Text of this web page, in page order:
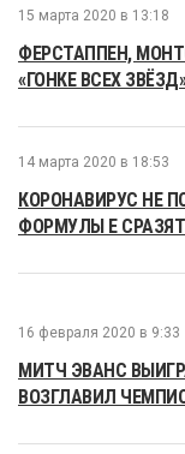
15 марта 2020 в 13:18
ФЕРСТАППЕН,
«ГОНКЕ ВСЕХ
14 марта 2020 в 18:53
КОРОНАВИРУС НЕ
ФОРМУЛЫ E
16 февраля 2020 в 9:33
МИТЧ ЭВАНС
ВОЗГЛАВИЛ